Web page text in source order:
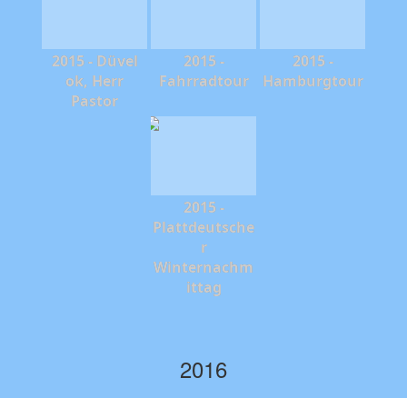
2015 - Düvel
ok, Herr
Pastor
2015 -
Fahrradtour
2015 -
Hamburgtour
2015 -
Plattdeutsche
r
Winternachm
ittag
2016